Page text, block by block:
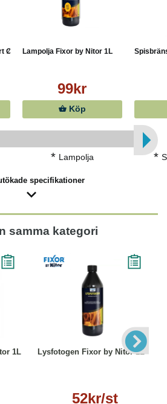
Ø1... Lampolja Fixor by Nitor 1L
99kr
Köp
* Lampolja *
specifikationer
samma kategori
1L Lysfotogen Fixor by Nitor 1L
52kr/st